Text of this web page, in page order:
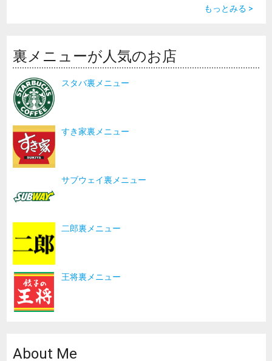
もっとみる >
裏メニューが人気のお店
スタバ裏メニュー
すき家裏メニュー
サブウェイ裏メニュー
二郎裏メニュー
王将裏メニュー
About Me